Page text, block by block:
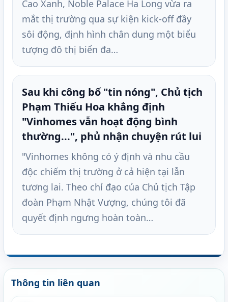
Cao Xanh, Noble Palace Ha Long vừa ra
mắt thị trường qua sự kiện kick-off đầy
sôi động, định hình chân dung một biểu
tượng đô thị biển đa…
Sau khi công bố "tin nóng", Chủ tịch
Phạm Thiếu Hoa khẳng định
"Vinhomes vẫn hoạt động bình
thường...", phủ nhận chuyện rút lui
"Vinhomes không có ý định và nhu cầu
độc chiếm thị trường ở cả hiện tại lẫn
tương lai. Theo chỉ đạo của Chủ tịch Tập
đoàn Phạm Nhật Vượng, chúng tôi đã
quyết định ngưng hoàn toàn…
Thông tin liên quan